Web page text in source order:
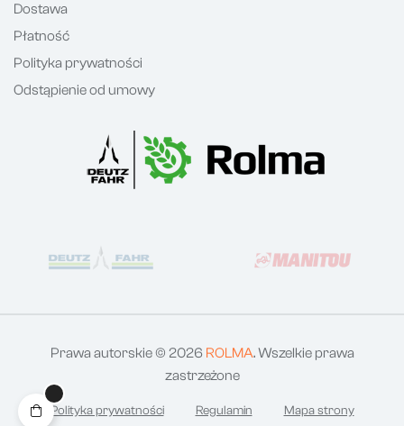
Dostawa
Płatność
Polityka prywatności
Odstąpienie od umowy
Prawa autorskie © 2026 ROLMA. Wszelkie prawa
zastrzeżone
Polityka prywatności Regulamin Mapa strony